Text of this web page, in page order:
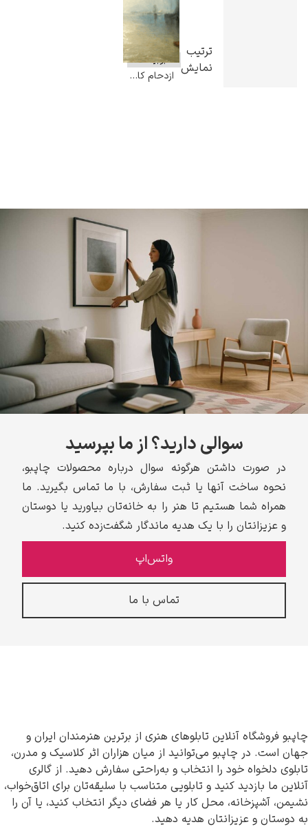
ترتیب
نمایش
ازدحام کارگران زغال سنگ در نور مهتاب – ویلیام ترنر
سوالی دارید؟ از ما بپرسید
در صورت داشتن هرگونه سوال درباره محصولات چاپبو،
نحوه ساخت آنها یا ثبت سفارش، با ما تماس بگیرید. ما
همراه شما هستیم تا هنر را به خانه‌تان بیاورید یا دوستان
و عزیزانتان را با یک هدیه ماندگار شگفت‌زده کنید.
واتس‌اپ
تماس با ما
چاپبو فروشگاه آنلاین تابلوهای هنری از برترین هنرمندان ایران و
جهان است. در چاپبو می‌توانید از میان هزاران اثر کلاسیک و مدرن،
تابلوی دلخواه خود را انتخاب و به‌راحتی سفارش دهید. از گالری
آنلاین ما بازدید کنید و تابلویی متناسب با سلیقه‌تان برای اتاق‌خواب،
نشیمن، آشپزخانه، محل کار یا هر فضای دیگر انتخاب کنید، یا آن را
به دوستان و عزیزانتان هدیه دهید.